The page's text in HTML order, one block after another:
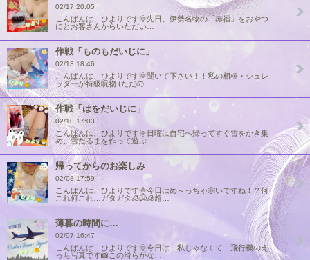
02/17 20:05
こんばんは、ひよりです🌞先日、伊勢名物の「赤福」をおやつ
にとお客さんからいただい…
作戦「ものもだいじに」
02/13 18:46
こんばんは、ひよりです🌞聞いて下さい！！私の相棒・シュレ
ッダーが特級呪物 (ただの…
作戦「はをだいじに」
02/10 17:03
こんばんは、ひよりです🌞日曜は自宅へ帰ってすぐ雪をかき集
め、雪だるまを作って遊ぶ…
帰ってからのお楽しみ
02/08 17:59
こんばんは、ひよりです🌞今日はめ～っちゃ寒いですね！？何
これ何これ…ガタガタ🧊🥶🧊超…
薄暮の時間に…
02/07 16:47
こんばんは、ひよりです🌞今日は…私じゃなくて…飛行機のえ
っち写真です📸この滑らかな…